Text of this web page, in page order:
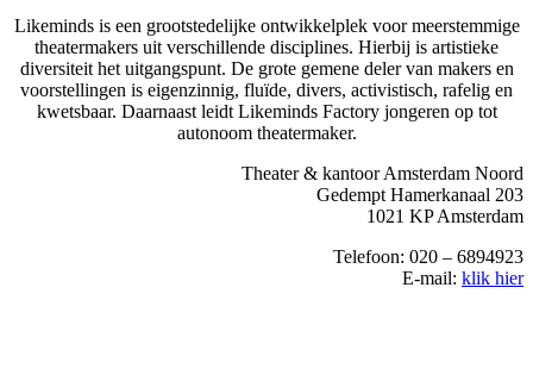
Likeminds is een grootstedelijke ontwikkelplek voor meerstemmige
theatermakers uit verschillende disciplines. Hierbij is artistieke
diversiteit het uitgangspunt. De grote gemene deler van makers en
voorstellingen is eigenzinnig, fluïde, divers, activistisch, rafelig en
kwetsbaar. Daarnaast leidt Likeminds Factory jongeren op tot
autonoom theatermaker.
Theater & kantoor Amsterdam Noord
Gedempt Hamerkanaal 203
1021 KP Amsterdam
Telefoon: 020 – 6894923
E-mail: klik hier